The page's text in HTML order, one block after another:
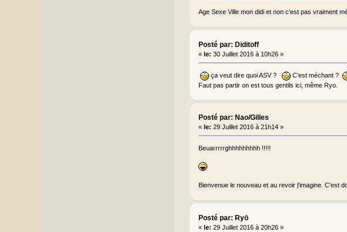
Age Sexe Ville mon didi et non c'est pas vraiment
Posté par: Diditoff
« le: 30 Juillet 2016 à 10h26 »
ça veut dire quoi ASV ?
C'est méchant ?
Faut pas partir on est tous gentils ici, même Ryo.
Posté par: Nao/Gilles
« le: 29 Juillet 2016 à 21h14 »
Beuarrrrrghhhhhhhhh !!!!!
Bienvenue le nouveau et au revoir j'imagine. C'est
Posté par: Ryō
« le: 29 Juillet 2016 à 20h26 »